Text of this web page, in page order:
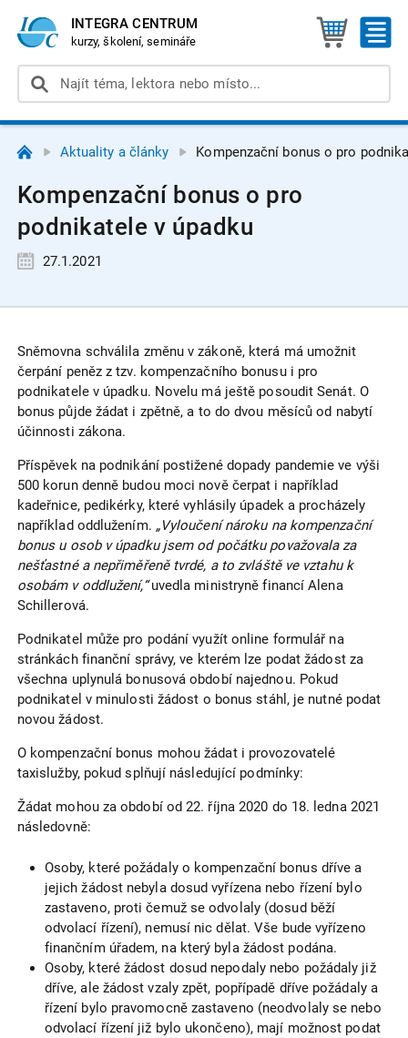
INTEGRA CENTRUM
kurzy, školení, semináře
Aktuality a články Kompenzační bonus o pro
Kompenzační bonus o pro
podnikatele v úpadku
27.1.2021
Sněmovna schválila změnu v zákoně, která má umožnit
čerpání peněz z tzv. kompenzačního bonusu i pro
podnikatele v úpadku. Novelu má ještě posoudit Senát. O
bonus půjde žádat i zpětně, a to do dvou měsíců od nabytí
účinnosti zákona.
Příspěvek na podnikání postižené dopady pandemie ve výši
500 korun denně budou moci nově čerpat i například
kadeřnice, pedikérky, které vyhlásily úpadek a procházely
například oddlužením. „Vyloučení nároku na kompenzační
bonus u osob v úpadku jsem od počátku považovala za
nešťastné a nepřiměřeně tvrdé, a to zvláště ve vztahu k
osobám v oddlužení,“uvedla ministryně financí Alena
Schillerová.
Podnikatel může pro podání využít online formulář na
stránkách finanční správy, ve kterém lze podat žádost za
všechna uplynulá bonusová období najednou. Pokud
podnikatel v minulosti žádost o bonus stáhl, je nutné podat
novou žádost.
O kompenzační bonus mohou žádat i provozovatelé
taxislužby, pokud splňují následující podmínky:
Žádat mohou za období od 22. října 2020 do 18. ledna 2021
následovně:
Osoby, které požádaly o kompenzační bonus dříve a
jejich žádost nebyla dosud vyřízena nebo řízení bylo
zastaveno, proti čemuž se odvolaly (dosud běží
odvolací řízení), nemusí nic dělat. Vše bude vyřízeno
finančním úřadem, na který byla žádost podána.
Osoby, které žádost dosud nepodaly nebo požádaly již
dříve, ale žádost vzaly zpět, popřípadě dříve požádaly a
řízení bylo pravomocně zastaveno (neodvolaly se nebo
odvolací řízení již bylo ukončeno), mají možnost podat